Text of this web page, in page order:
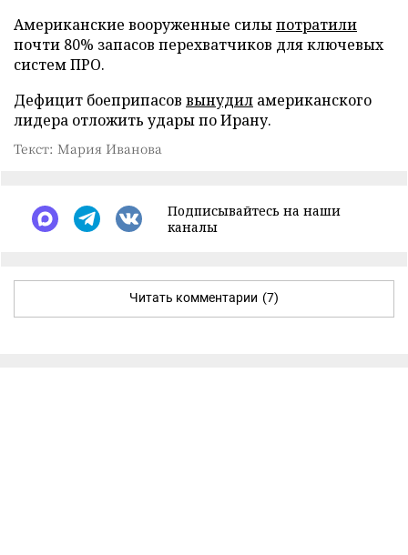
Американские вооруженные силыпотратили
почти 80% запасов перехватчиков для ключевых
систем ПРО.
Дефицит боеприпасов вынудил американского
лидера отложить удары по Ирану.
Текст: Мария Иванова
Подписывайтесь на наши
каналы
Читать комментарии (7)